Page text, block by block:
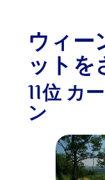
ウィー
ットを
11位 カ
ン